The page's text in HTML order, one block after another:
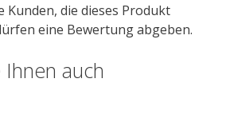
Kunden, die dieses Produkt
eine Bewertung abgeben.
auch